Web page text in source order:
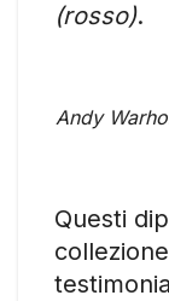
(rosso).
Andy
Questi